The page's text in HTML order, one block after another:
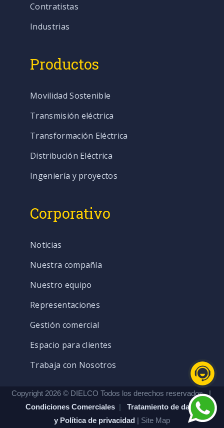
Contratistas
Industrias
Productos
Movilidad Sostenible
Transmisión eléctrica
Transformación Eléctrica
Distribución Eléctrica
Ingeniería y proyectos
Corporativo
Noticias
Nuestra compañía
Nuestro equipo
Representaciones
Gestión comercial
Espacio para clientes
Trabaja con Nosotros
Copyright 2026 © DIELCO Todos los derechos reservados. |
Condiciones Comerciales | Tratamiento de datos
y Política de privacidad | Site Map